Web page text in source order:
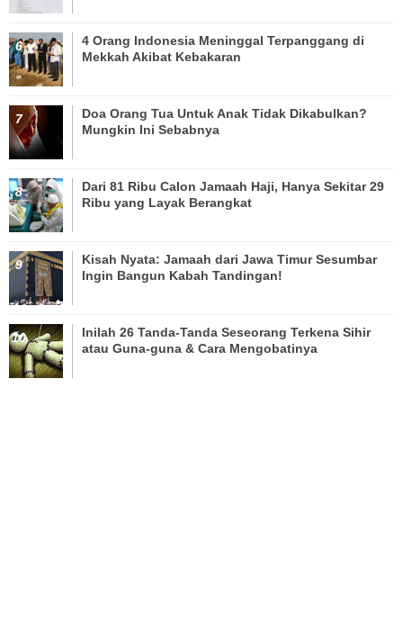
4 Orang Indonesia Meninggal Terpanggang di
Mekkah Akibat Kebakaran
Doa Orang Tua Untuk Anak Tidak Dikabulkan?
Mungkin Ini Sebabnya
Dari 81 Ribu Calon Jamaah Haji, Hanya Sekitar 29
Ribu yang Layak Berangkat
Kisah Nyata: Jamaah dari Jawa Timur Sesumbar
Ingin Bangun Kabah Tandingan!
Inilah 26 Tanda-Tanda Seseorang Terkena Sihir
atau Guna-guna & Cara Mengobatinya